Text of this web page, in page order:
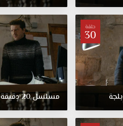
حلقة
30
مسلسل20دقيقة